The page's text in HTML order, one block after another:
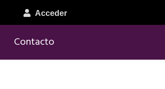
Acceder
Contacto